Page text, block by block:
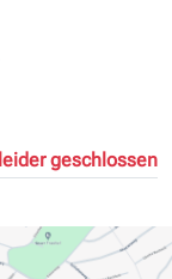
leider geschlossen